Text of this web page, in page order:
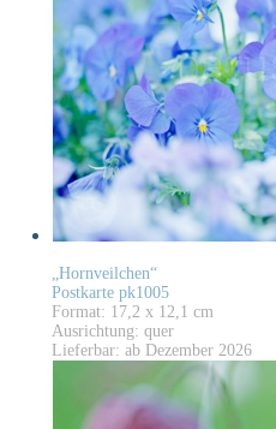
„Hornveilchen“
Postkarte pk1005
Format: 17,2 x 12,1 cm
Ausrichtung: quer
Lieferbar: ab Dezember 2026